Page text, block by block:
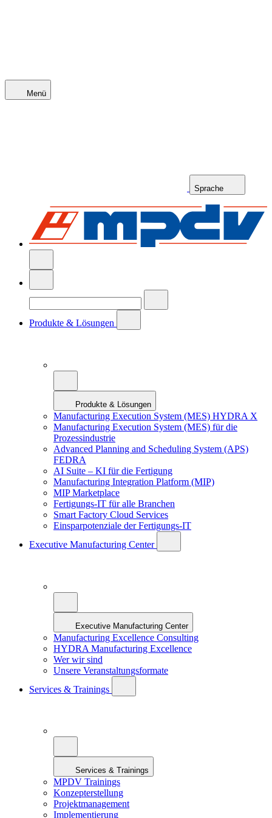
Menü
Sprache
Produkte & Lösungen
Produkte & Lösungen
Manufacturing Execution System (MES) HYDRA X
Manufacturing Execution System (MES) für die
Prozessindustrie
Advanced Planning and Scheduling System (APS)
FEDRA
AI Suite – KI für die Fertigung
Manufacturing Integration Platform (MIP)
MIP Marketplace
Fertigungs-IT für alle Branchen
Smart Factory Cloud Services
Einsparpotenziale der Fertigungs-IT
Executive Manufacturing Center
Executive Manufacturing Center
Manufacturing Excellence Consulting
HYDRA Manufacturing Excellence
Wer wir sind
Unsere Veranstaltungsformate
Services & Trainings
Services & Trainings
MPDV Trainings
Konzepterstellung
Projektmanagement
Implementierung